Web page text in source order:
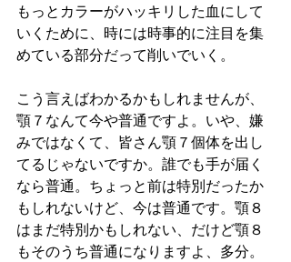
もっとカラーがハッキリした血にして
いくために、時には時事的に注目を集
めている部分だって削いでいく。
こう言えばわかるかもしれませんが、
顎７なんて今や普通ですよ。いや、嫌
みではなくて、皆さん顎７個体を出し
てるじゃないですか。誰でも手が届く
なら普通。ちょっと前は特別だったか
もしれないけど、今は普通です。顎８
はまだ特別かもしれない、だけど顎８
もそのうち普通になりますよ、多分。